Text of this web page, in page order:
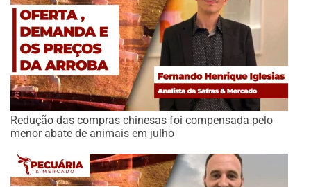
Redução das compras chinesas foi compensada pelo
menor abate de animais em julho